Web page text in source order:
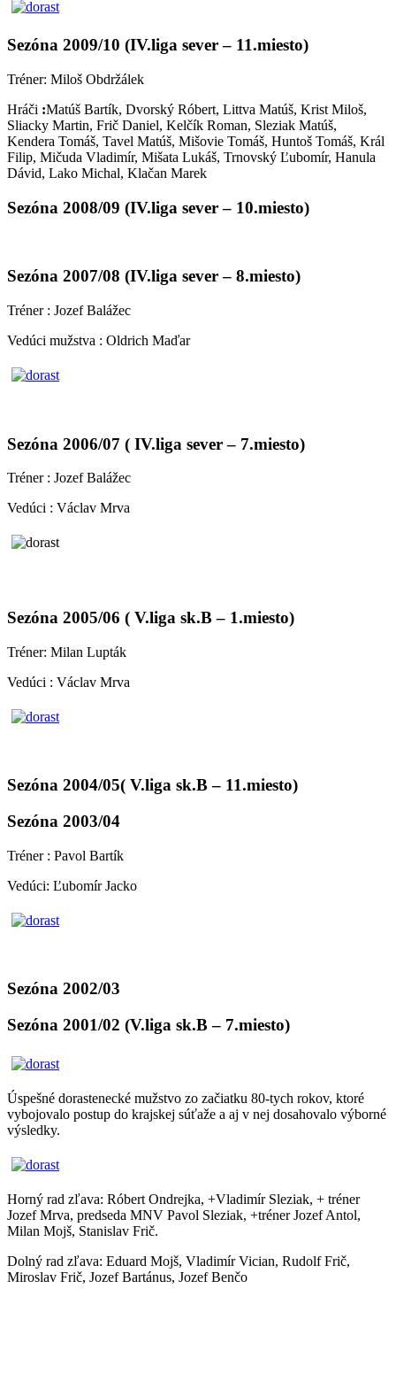
Sezóna 2009/10 (IV.liga sever – 11.miesto)
Tréner: Miloš Obdržálek
Hráči :Matúš Bartík, Dvorský Róbert, Littva Matúš, Krist Miloš,
Sliacky Martin, Frič Daniel, Kelčík Roman, Sleziak Matúš,
Kendera Tomáš, Tavel Matúš, Mišovie Tomáš, Huntoš Tomáš, Král
Filip, Mičuda Vladimír, Mišata Lukáš, Trnovský Ľubomír, Hanula
Dávid, Lako Michal, Klačan Marek
Sezóna 2008/09 (IV.liga sever – 10.miesto)
Sezóna 2007/08 (IV.liga sever – 8.miesto)
Tréner : Jozef Balážec
Vedúci mužstva : Oldrich Maďar
Sezóna 2006/07 ( IV.liga sever – 7.miesto)
Tréner : Jozef Balážec
Vedúci : Václav Mrva
Sezóna 2005/06 ( V.liga sk.B – 1.miesto)
Tréner: Milan Lupták
Vedúci : Václav Mrva
Sezóna 2004/05( V.liga sk.B – 11.miesto)
Sezóna 2003/04
Tréner : Pavol Bartík
Vedúci: Ľubomír Jacko
Sezóna 2002/03
Sezóna 2001/02 (V.liga sk.B – 7.miesto)
Úspešné dorastenecké mužstvo zo začiatku 80-tych rokov, ktoré
vybojovalo postup do krajskej súťaže a aj v nej dosahovalo výborné
výsledky.
Horný rad zľava: Róbert Ondrejka, +Vladimír Sleziak, + tréner
Jozef Mrva, predseda MNV Pavol Sleziak, +tréner Jozef Antol,
Milan Mojš, Stanislav Frič.
Dolný rad zľava: Eduard Mojš, Vladimír Vician, Rudolf Frič,
Miroslav Frič, Jozef Bartánus, Jozef Benčo